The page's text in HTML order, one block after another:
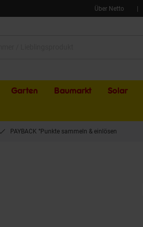
Über Netto
Garten Baumarkt Solar
PAYBACK °Punkte sammeln & einlösen